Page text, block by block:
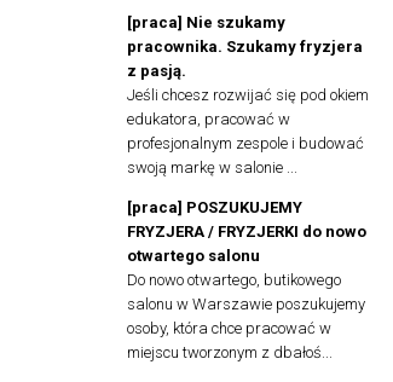
[praca] Nie szukamy
pracownika. Szukamy fryzjera
z pasją.
Jeśli chcesz rozwijać się pod okiem
edukatora, pracować w
profesjonalnym zespole i budować
swoją markę w salonie ...
[praca] POSZUKUJEMY
FRYZJERA / FRYZJERKI do nowo
otwartego salonu
Do nowo otwartego, butikowego
salonu w Warszawie poszukujemy
osoby, która chce pracować w
miejscu tworzonym z dbałoś...